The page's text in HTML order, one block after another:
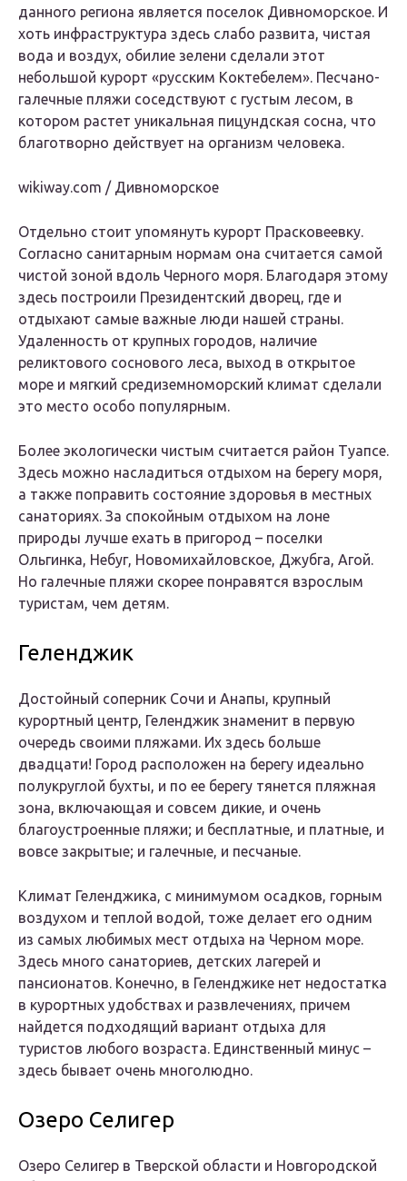
данного региона является поселок Дивноморское. И
хоть инфраструктура здесь слабо развита, чистая
вода и воздух, обилие зелени сделали этот
небольшой курорт «русским Коктебелем». Песчано-
галечные пляжи соседствуют с густым лесом, в
котором растет уникальная пицундская сосна, что
благотворно действует на организм человека.
wikiway.com / Дивноморское
Отдельно стоит упомянуть курорт Прасковеевку.
Согласно санитарным нормам она считается самой
чистой зоной вдоль Черного моря. Благодаря этому
здесь построили Президентский дворец, где и
отдыхают самые важные люди нашей страны.
Удаленность от крупных городов, наличие
реликтового соснового леса, выход в открытое
море и мягкий средиземноморский климат сделали
это место особо популярным.
Более экологически чистым считается район Туапсе.
Здесь можно насладиться отдыхом на берегу моря,
а также поправить состояние здоровья в местных
санаториях. За спокойным отдыхом на лоне
природы лучше ехать в пригород – поселки
Ольгинка, Небуг, Новомихайловское, Джубга, Агой.
Но галечные пляжи скорее понравятся взрослым
туристам, чем детям.
Геленджик
Достойный соперник Сочи и Анапы, крупный
курортный центр, Геленджик знаменит в первую
очередь своими пляжами. Их здесь больше
двадцати! Город расположен на берегу идеально
полукруглой бухты, и по ее берегу тянется пляжная
зона, включающая и совсем дикие, и очень
благоустроенные пляжи; и бесплатные, и платные, и
вовсе закрытые; и галечные, и песчаные.
Климат Геленджика, с минимумом осадков, горным
воздухом и теплой водой, тоже делает его одним
из самых любимых мест отдыха на Черном море.
Здесь много санаториев, детских лагерей и
пансионатов. Конечно, в Геленджике нет недостатка
в курортных удобствах и развлечениях, причем
найдется подходящий вариант отдыха для
туристов любого возраста. Единственный минус –
здесь бывает очень многолюдно.
Озеро Селигер
Озеро Селигер в Тверской области и Новгородской